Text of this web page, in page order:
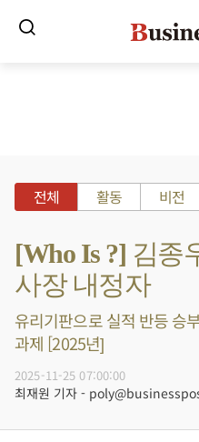
전체 활동 비전
[Who Is ?] 김종
사장 내정자
유리기판으로 실적 반등 승
과제 [2025년]
2025-11-25 07:00:00
최재원 기자 -